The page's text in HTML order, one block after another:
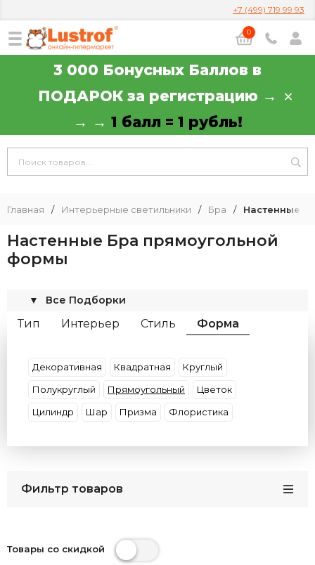
+7 (499) 719 99 93
0
3 000 Бонусных Баллов в
ПОДАРОК за регистрацию →
→ → 1 балл = 1 рубль!
Главная / Интерьерные светильники / Бра / Настенные
Настенные Бра прямоугольной
формы
Все Подборки
▼
Тип Интерьер Стиль
Форма
Размер
Материал (Основание\Плафон)
Бренд
Страны Защита (IP)
Декоративная Квадратная
Круглый
Полукруглый
Прямоугольный
Цветок
Цилиндр
Шар Призма Флористика
Фильтр товаров
Товары со скидкой